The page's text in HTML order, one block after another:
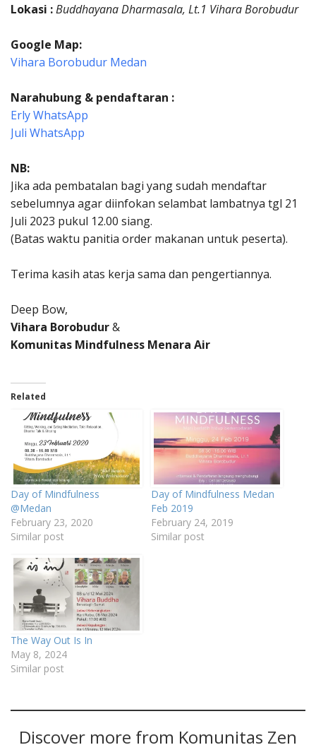
Lokasi :Buddhayana Dharmasala, Lt.1 Vihara Borobudur
Google Map:
Vihara Borobudur Medan
Narahubung & pendaftaran :
Erly WhatsApp
Juli WhatsApp
NB:
Jika ada pembatalan bagi yang sudah mendaftar
sebelumnya agar diinfokan selambat lambatnya tgl 21
Juli 2023 pukul 12.00 siang.
(Batas waktu panitia order makanan untuk peserta).
Terima kasih atas kerja sama dan pengertiannya.
Deep Bow,
Vihara Borobudur&
Komunitas Mindfulness Menara Air
Related
Day of Mindfulness
@Medan
February 23, 2020
Similar post
Day of Mindfulness Medan
Feb 2019
February 24, 2019
Similar post
The Way Out Is In
May 8, 2024
Similar post
Discover more from Komunitas Zen